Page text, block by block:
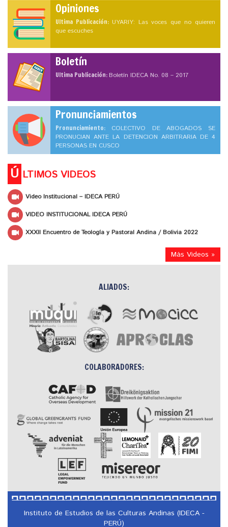
Opiniones
Ultima Publicación: UYARIY: Las voces que no quieren
que escuches
Boletín
Ultima Publicación:Boletín IDECA No. 08 – 2017
Pronunciamientos
Pronunciamiento: COLECTIVO DE ABOGADOS SE
PRONUCIAN ANTE LA DETENCION ARBITRARIA DE 4
PERSONAS EN CUSCO
Ú LTIMOS VIDEOS
Video Institucional – IDECA PERÚ
VIDEO INSTITUCIONAL IDECA PERÚ
XXXII Encuentro de Teología y Pastoral Andina / Bolivia 2022
Más Videos »
ALIADOS:
COLABORADORES:
Instituto de Estudios de las Culturas Andinas (IDECA -
PERÚ)